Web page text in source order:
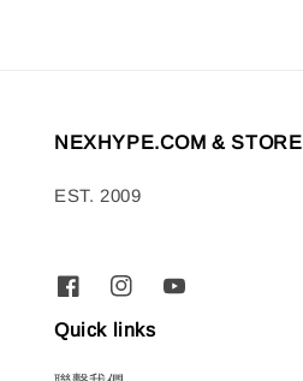
NEXHYPE.COM & STORE
EST. 2009
Quick links